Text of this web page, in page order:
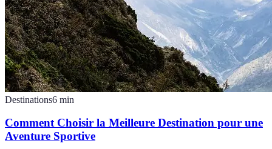
Destinations6 min
Comment Choisir la Meilleure Destination pour une
Aventure Sportive